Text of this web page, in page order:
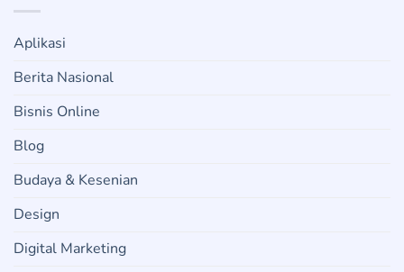
Aplikasi
Berita Nasional
Bisnis Online
Blog
Budaya & Kesenian
Design
Digital Marketing